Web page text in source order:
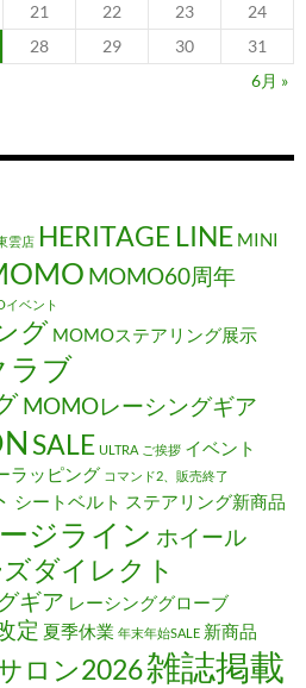
21 22 23
24
28 29 30
31
6月 »
雲店 HERITAGE LINE MINI
MOMO60周年
イベント
グ MOMOステアリング展示
ラブ
MOMOレーシングギア
SALE ULTRA ご挨拶 イベント
ラッピング コマンド2、販売終了
シートベルト ステアリング新商品
ジライン ホイール
ダイレクト
ギア レーシンググローブ
定 夏季休業 年末年始SALE 新商品
ロン2026雑誌掲載